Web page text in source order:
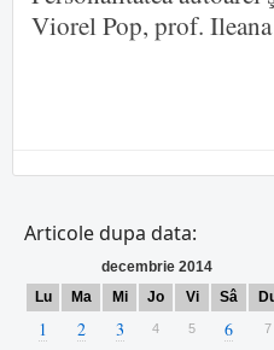
Viorel Pop, prof.
Articole dupa data:
decembrie 2014
Lu
Ma Mi Jo Vi Sâ
1 2 3 4 5 6 7